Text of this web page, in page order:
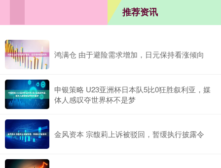
推荐资讯
鸿满仓 由于避险需求增加，日元保持看涨倾向
申银策略 U23亚洲杯日本队5比0狂胜叙利亚，媒
体人感叹夺世界杯不是梦
金风资本 宗馥莉上诉被驳回，暂缓执行披露令